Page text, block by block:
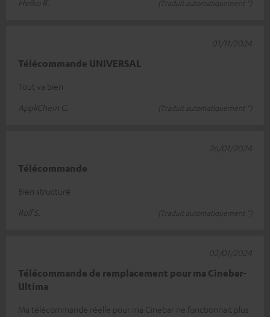
Heiko R.
(Traduit automatiquement *)
Télécommande UNIVERSAL
Tout va bien
AppliChem G.
(Traduit automatiquement *)
01/11/2024
Télécommande
Bien structuré
Rolf S.
(Traduit automatiquement *)
26/01/2024
Télécommande de remplacement pour ma Cinebar-
Ultima
Ma télécommande réelle pour ma Cinebar ne fonctionnait plus
02/01/2024